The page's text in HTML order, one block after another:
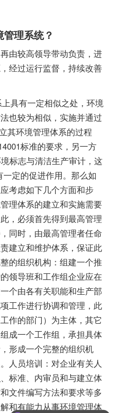
理系统？
由较高领导带动负责，进
经过运行监督，持续改善
上具有一定相似之处，环境
也较为相似，实施并通过
其环境管理体系的过程
标准的要求，另一方
标志与清洁生产审计，这
定的促进作用。那么如
考虑如下几个方面和步
理体系的建立和实施需要
，必须首先得到最高管理
同时，由最高管理者任命
建立和维护体系，保证此
的组织机构：组建一个推
领导班和工作组企业应在
个由各有关职能和生产部
工作进行协调和管理，此
作的部门）为主体，其它
成一个工作组，承担具体
形成一个完整的组织机
人员培训：对企业有关人
标准、内审员和与建立体
文件编写方法和要求等多
和有能力从事环境管理体
可以介绍下你们的产品么？